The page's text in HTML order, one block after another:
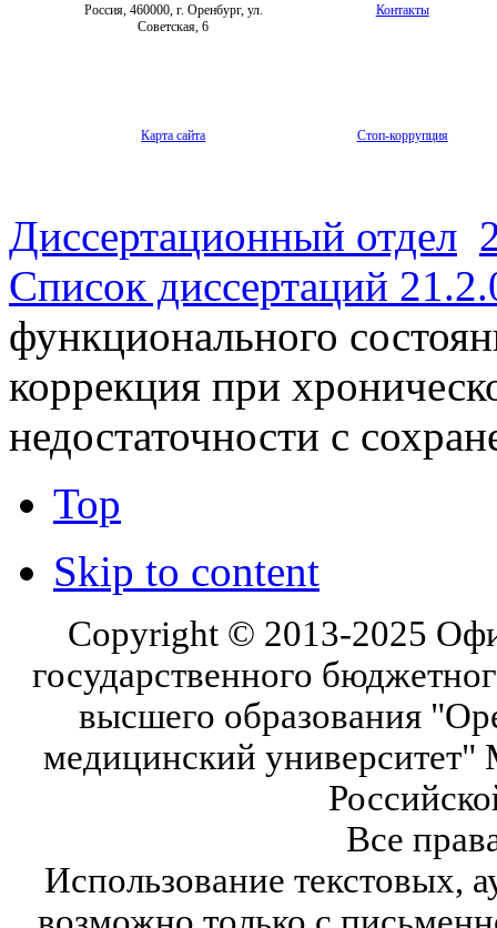
Россия, 460000, г. Оренбург, ул.
Советская, 6
Контакты
Карта сайта Стоп-коррупция
Диссертационный отдел
Список диссертаций
функционального
коррекция при
недостаточности с
Top
Skip to content
Copyright © 2013-2025
государственного
высшего образования
медицинский университет"
Все
Использование текстовых,